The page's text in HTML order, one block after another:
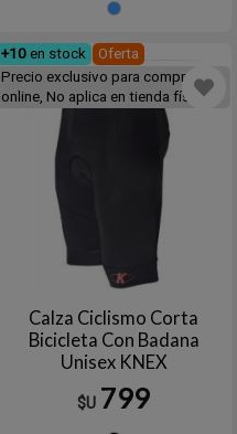
+10 en stock
Oferta
Precio exclusivo para compras
online, No aplica en tienda física
Calza Ciclismo Corta
Bicicleta Con Badana
Unisex KNEX
$U 799